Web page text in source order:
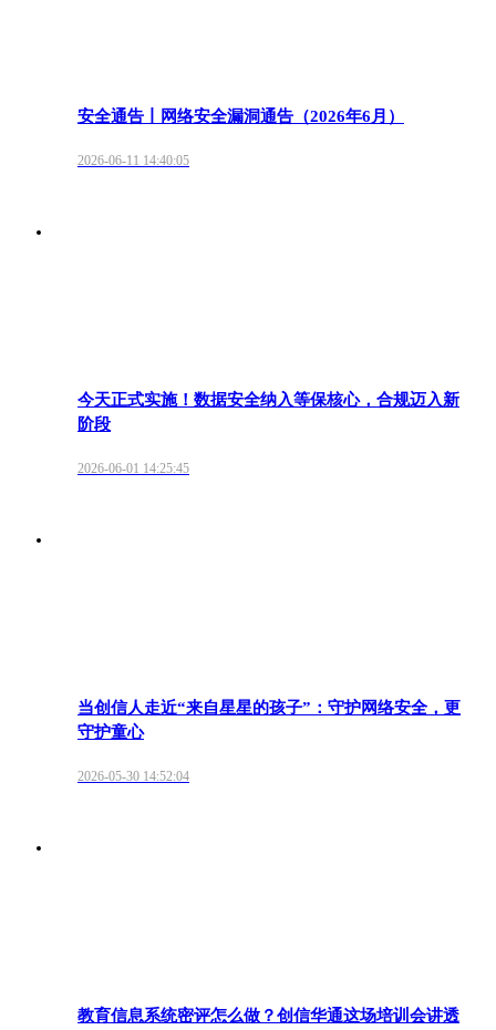
安全通告丨网络安全漏洞通告（2026年6月）
2026-06-11 14:40:05
今天正式实施！数据安全纳入等保核心，合规迈入新
阶段
2026-06-01 14:25:45
当创信人走近“来自星星的孩子”：守护网络安全，更
守护童心
2026-05-30 14:52:04
教育信息系统密评怎么做？创信华通这场培训会讲透